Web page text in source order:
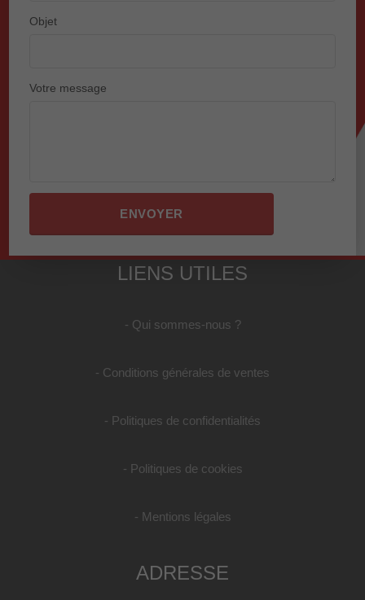
Objet
Votre message
LIENS UTILES
- Qui sommes-nous ?
- Conditions générales de ventes
- Politiques de confidentialités
- Politiques de cookies
- Mentions légales
ADRESSE